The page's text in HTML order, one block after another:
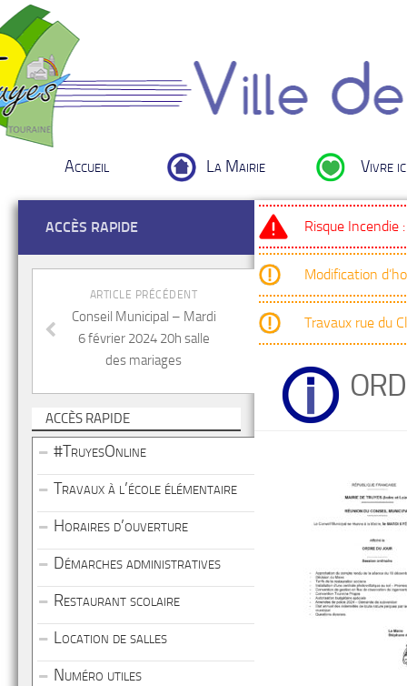
Accueil La Mairie Vivre
Risque Incendie
Modification
Travaux rue du
ACCÈS RAPIDE
ARTICLE PRÉCÉDENT
Conseil Municipal – Mardi
6 février 2024 20h salle
des mariages
ACCÈS RAPIDE
#TruyesOnline
Travaux à l’école élémentaire
Horaires d’ouverture
Démarches administratives
Restaurant scolaire
Location de salles
Numéro utiles